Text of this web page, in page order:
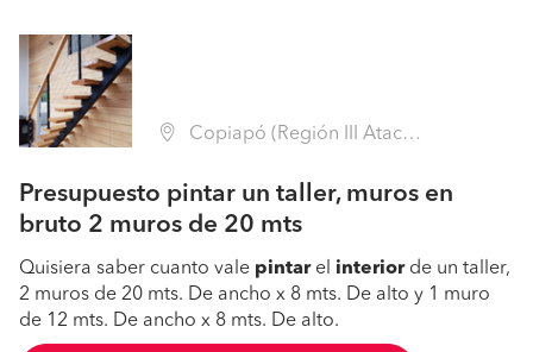
Copiapó (Región III Atacama - Copiapó)
Presupuesto pintar un taller, muros en
bruto 2 muros de 20 mts
Quisiera saber cuanto vale pintarel interiorde un taller,
2 muros de 20 mts. De ancho x 8 mts. De alto y 1 muro
de 12 mts. De ancho x 8 mts. De alto.